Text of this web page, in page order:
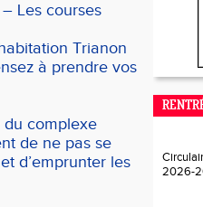
Les courses
Trianon
à prendre vos
du complexe
de ne pas se
d’emprunter les
2026-